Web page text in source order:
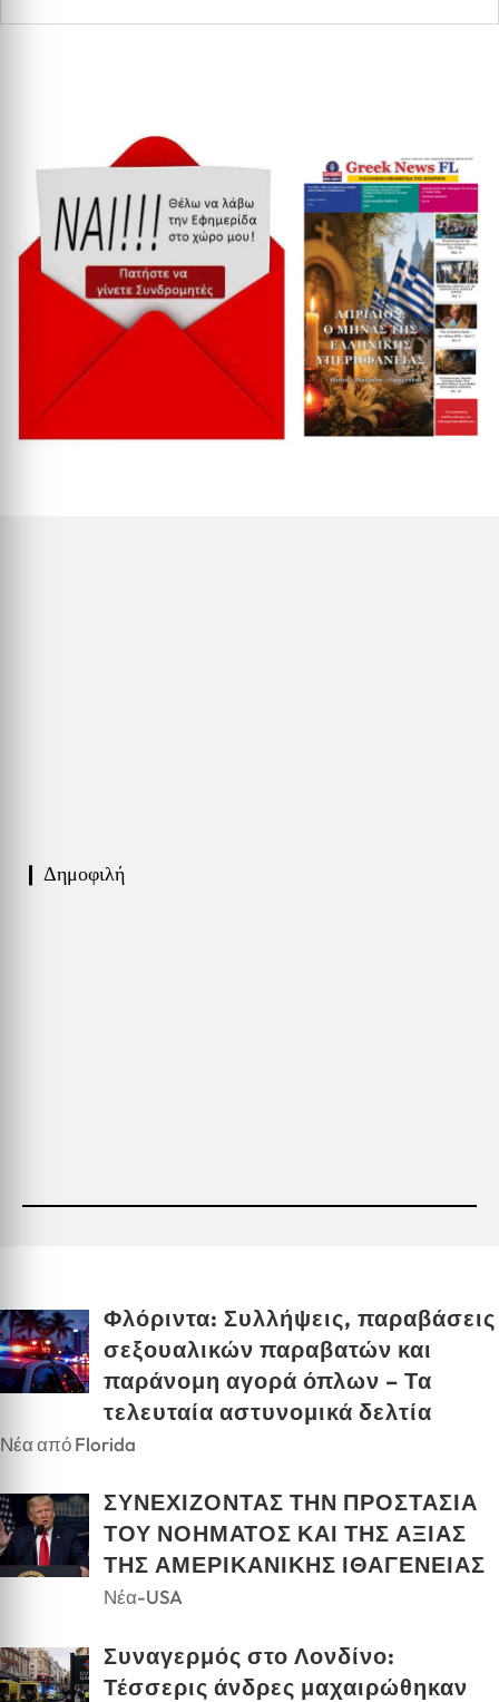
❙ Δημοφιλή
Φλόριντα: Συλλήψεις, παραβάσεις
σεξουαλικών παραβατών και
παράνομη αγορά όπλων – Τα
τελευταία αστυνομικά δελτία
Νέα από Florida
ΣΥΝΕΧΙΖΟΝΤΑΣ ΤΗΝ ΠΡΟΣΤΑΣΙΑ
ΤΟΥ ΝΟΗΜΑΤΟΣ ΚΑΙ ΤΗΣ ΑΞΙΑΣ
ΤΗΣ ΑΜΕΡΙΚΑΝΙΚΗΣ ΙΘΑΓΕΝΕΙΑΣ
Νέα-USA
Συναγερμός στο Λονδίνο:
Τέσσερις άνδρες μαχαιρώθηκαν